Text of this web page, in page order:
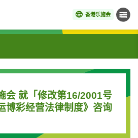
香港乐施会 菜单
会 就「修改第16/2001号
博彩经营法律制度》咨询